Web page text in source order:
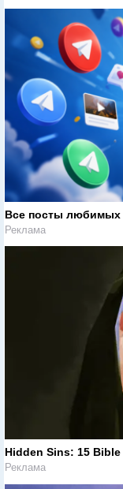
Все посты любимых
Реклама
Hidden Sins: 15
Реклама